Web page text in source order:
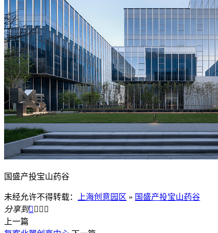
国盛产投宝山药谷
未经允许不得转载： 上海创意园区 » 国盛产投宝山药谷
分享到   
上一篇